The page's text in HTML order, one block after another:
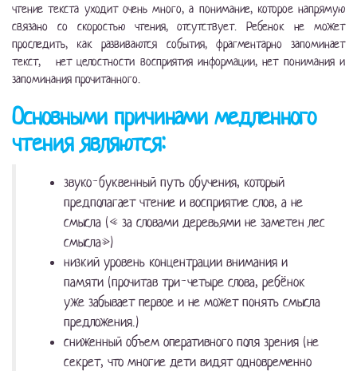
чтение текста уходит очень много, а понимание, которое напрямую
связано со скоростью чтения, отсутствует. Ребенок не может
проследить, как развиваются события, фрагментарно запоминает
текст,
нет целостности восприятия информации, нет понимания и
запоминания прочитанного.
Основными причинами медленного
чтения являются:
звуко-буквенный путь обучения, который
предполагает чтение и восприятие слов, а не
смысла (« за словами деревьями не заметен лес
смысла»)
низкий уровень концентрации внимания и
памяти (прочитав три-четыре слова, ребёнок
уже забывает первое и не может понять смысла
предложения.)
сниженный объем оперативного поля зрения (не
секрет, что многие дети видят одновременно